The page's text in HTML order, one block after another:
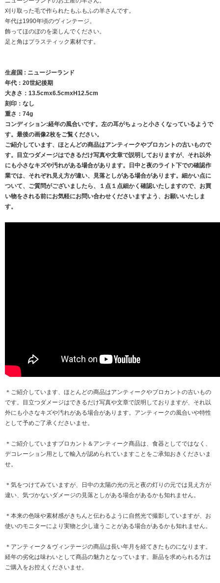
刈り取った毛で作られたもふもふの羊さんです。
年代は1990年頃のヴィンテージ。
飾ってほのぼのを楽しんでください。
足と角はプラスティック素材です。
生産国 : ニュージーランド
年代：20世紀後期
大きさ：13.5cmx6.5cmxH12.5cm
刻印：なし
重さ：74g
コンディション:経年の風合いです。左の耳がちょっと小さくなっているようで
す。最後の画像2枚をご覧ください。
ご紹介しています、ほとんどの商品はアンティークやブロカントの古いもので
す。目立つダメージはできるだけ写真や文章で説明しておりますが、それ以外
にも小さなキズや汚れがある場合があります。日中と夜のライト下での確認作
業では、それぞれ見え方が違い、見落としがある場合があります。細かい点に
ついて、ご質問がございましたら、１点１点細かく確認いたしますので、お買
い物をされる前にお気軽にお問い合わせくださいますよう、お願いいたしま
す。
＊ご紹介しています、ほとんどの商品はアンティークやブロカントの古いもの
です。目立つダメージはできるだけ写真や文章で説明しておりますが、それ以
外にも小さなキズや汚れがある場合があります。アンティークの風合いや特性
として予めご了承くださいませ。
＊ご紹介していますブロカント＆アンティーク商品は、食器としてではなく、
デコレーション用として輸入が認められていますことをご承知おきくださいま
せ。
＊気をつけてみていますが、日中の太陽の光の元と夜の灯りの元では見え方が
違い、気づかないダメージの見落としがある場合があるかも知れません。
＊本来の色味や素材感がきちんと伝わるように自然光で撮影していますが、お
使いのモニターにより実物と少し違うことがある場合があるかも知れません。
＊アンティーク＆ヴィンテージの商品は長い年月を経てきたものになります。
経年の劣化は味わいとして商品の魅力となっています。新品を求められる方は
ご購入をお控えくださいませ。